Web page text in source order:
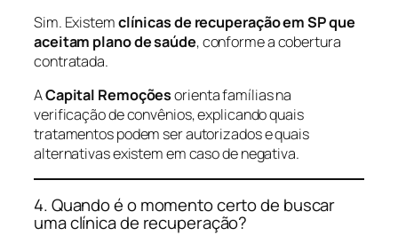
Sim. Existemclínicas de recuperação em SP que
aceitam plano de saúde, conforme a cobertura
contratada.
ACapital Remoçõesorienta famílias na
verificação de convênios, explicando quais
tratamentos podem ser autorizados e quais
alternativas existem em caso de negativa.
4. Quando é o momento certo de buscar
uma clínica de recuperação?